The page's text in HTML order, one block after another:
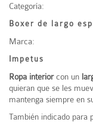
Categoría:
Boxer de largo
Marca:
Impetus
Ropa interiorcon un
quieran que se les
mantenga siempre en
También indicado para